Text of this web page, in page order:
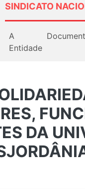
SINDICATO
A
Entidade
DA